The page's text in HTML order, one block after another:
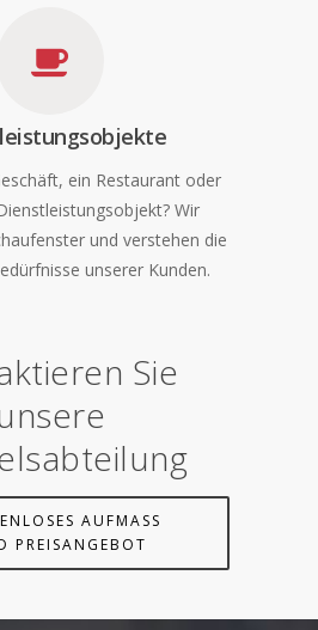
ein Restaurant oder
Wir
und verstehen die
unserer Kunden.
Sie
AUFMASS U